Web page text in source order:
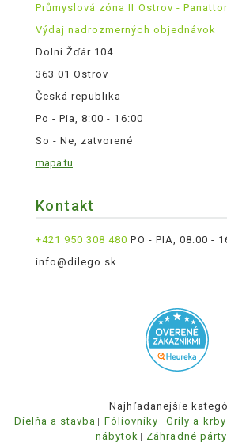
Průmyslová zóna II Ostrov -
Výdaj nadrozmerných objednávok
Dolní Žďár 104
363 01 Ostrov
Česká republika
Po - Pia, 8:00 - 16:00
So - Ne, zatvorené
mapa tu
Kontakt
+421 950 308 480 PO - PIA, 08:00 -
info@dilego.sk
Najhľadanejšie
Dielňa a stavba
Fóliovníky Grily a krby
nábytok
Záhradné